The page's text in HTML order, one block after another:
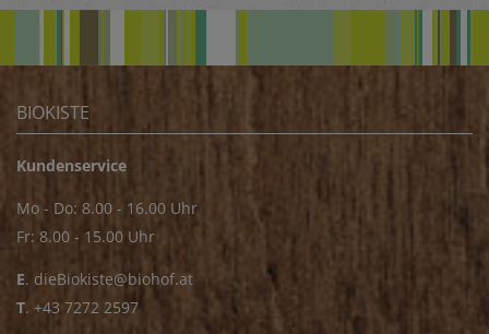
BIOKISTE
Kundenservice
Mo - Do: 8.00 - 16.00 Uhr
Fr: 8.00 - 15.00 Uhr
E. dieBiokiste@biohof.at
T. +43 7272 2597